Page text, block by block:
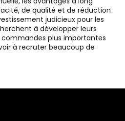
de qualité et de réduction
judicieux pour les
à développer leurs
plus importantes
à recruter beaucoup de